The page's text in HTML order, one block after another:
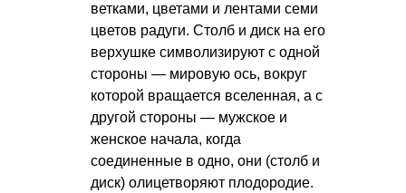
ветками, цветами и лентами семи
цветов радуги. Столб и диск на его
верхушке символизируют с одной
стороны — мировую ось, вокруг
которой вращается вселенная, а с
другой стороны — мужское и
женское начала, когда
соединенные в одно, они (столб и
диск) олицетворяют плодородие.